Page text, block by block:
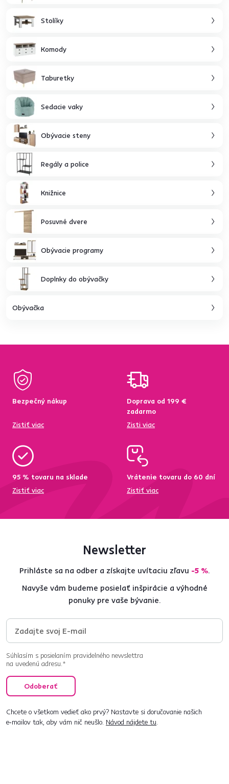
Stolíky
Komody
Taburetky
Sedacie vaky
Obývacie steny
Regály a police
Knižnice
Posuvné dvere
Obývacie programy
Doplnky do obývačky
Obývačka
Bezpečný nákup
Zistiť viac
Doprava od 199 €
zadarmo
Zisti viac
95 % tovaru na sklade
Zistiť viac
Vrátenie tovaru do 60 dní
Zistiť viac
Newsletter
Prihláste sa na odber a získajte uvítaciu zľavu -5 %.
Navyše vám budeme posielať inšpirácie a výhodné
ponuky pre vaše bývanie.
Súhlasím s posielaním pravidelného newslettra
na uvedenú adresu.*
Odoberať
Chcete o všetkom vedieť ako prvý? Nastavte si doručovanie našich
e‑mailov tak, aby vám nič neušlo. Návod nájdete tu.